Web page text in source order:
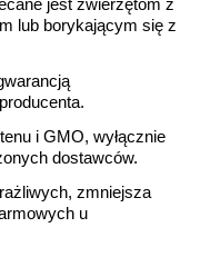
lub borykającym się z
i GMO, wyłącznie
dostawców.
zmniejsza
u